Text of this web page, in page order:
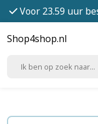
Voor 23.59 uur
Shop4shop.nl